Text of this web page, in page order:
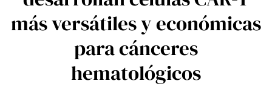
más versátiles y económicas
para cánceres
hematológicos